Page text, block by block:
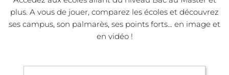
plus. A vous de jouer, comparez les écoles et découvrez
ses campus, son palmarès, ses points forts... en image et
en vidéo !